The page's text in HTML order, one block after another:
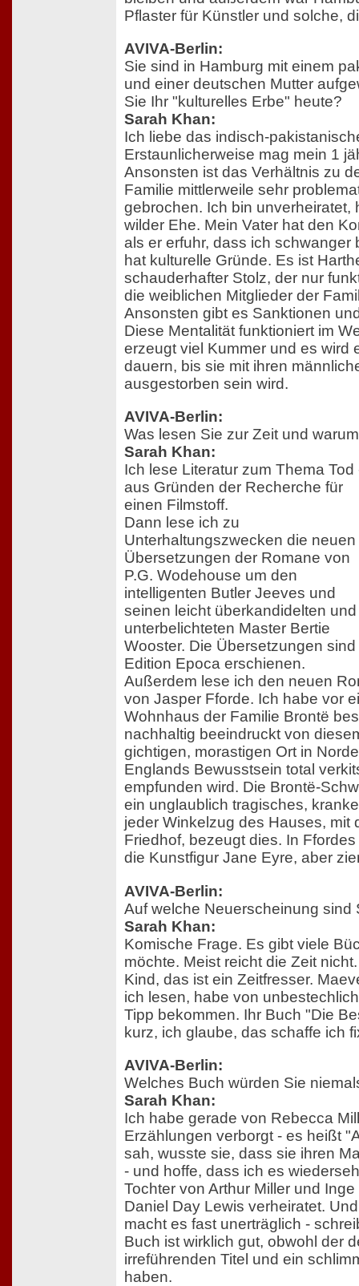
Pflaster für Künstler und solche,
AVIVA-Berlin:
Sie sind in Hamburg mit einem
und einer deutschen Mutter
Sie Ihr "kulturelles Erbe" heute?
Sarah Khan:
Ich liebe das indisch-
Erstaunlicherweise mag mein 1
Ansonsten ist das Verhältnis zu
Familie mittlerweile sehr
gebrochen. Ich bin unverheiratet,
wilder Ehe. Mein Vater hat den
als er erfuhr, dass ich schwanger
hat kulturelle Gründe. Es ist
schauderhafter Stolz, der nur
die weiblichen Mitglieder der
Ansonsten gibt es Sanktionen
Diese Mentalität funktioniert im
erzeugt viel Kummer und es wird
dauern, bis sie mit ihren
ausgestorben sein wird.
AVIVA-Berlin:
Was lesen Sie zur Zeit und
Sarah Khan:
Ich lese Literatur zum Thema Tod
aus Gründen der Recherche für
einen Filmstoff.
Dann lese ich zu
Unterhaltungszwecken die neuen
Übersetzungen der Romane von
P.G. Wodehouse um den
intelligenten Butler Jeeves und
seinen leicht überkandidelten und
unterbelichteten Master Bertie
Wooster. Die Übersetzungen
Edition Epoca erschienen.
Außerdem lese ich den neuen
von Jasper Fforde. Ich habe vor
Wohnhaus der Familie Brontë
nachhaltig beeindruckt von
gichtigen, morastigen Ort in
Englands Bewusstsein total
empfunden wird. Die Brontë-
ein unglaublich tragisches,
jeder Winkelzug des Hauses, mit
Friedhof, bezeugt dies. In
die Kunstfigur Jane Eyre, aber
AVIVA-Berlin:
Auf welche Neuerscheinung sind
Sarah Khan:
Komische Frage. Es gibt viele
möchte. Meist reicht die Zeit
Kind, das ist ein Zeitfresser.
ich lesen, habe von
Tipp bekommen. Ihr Buch "Die
kurz, ich glaube, das schaffe ich
AVIVA-Berlin:
Welches Buch würden Sie
Sarah Khan:
Ich habe gerade von Rebecca
Erzählungen verborgt - es heißt
sah, wusste sie, dass sie ihren
- und hoffe, dass ich es
Tochter von Arthur Miller und
Daniel Day Lewis verheiratet.
macht es fast unerträglich -
Buch ist wirklich gut, obwohl der
irreführenden Titel und ein
haben.